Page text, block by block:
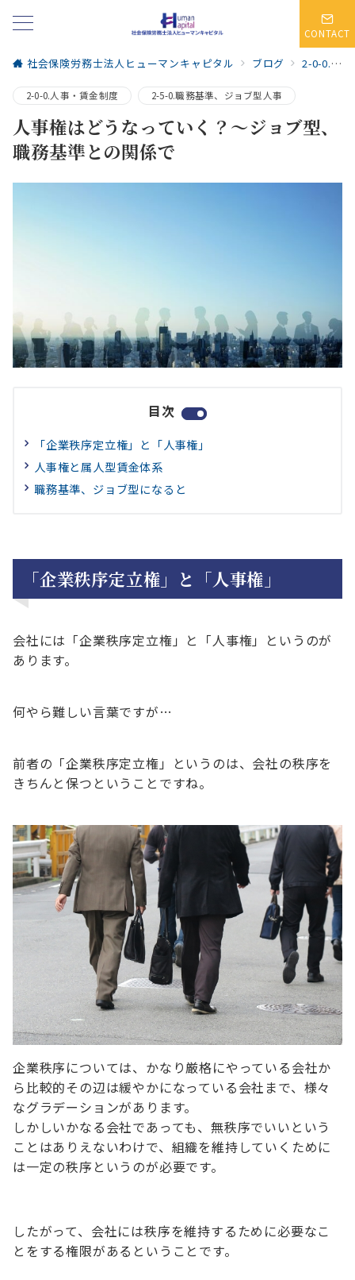
CONTACT
社会保険労務士法人ヒューマンキャピタル ブログ 2-0-0.人事・賃金制度
2-0-0.人事・賃金制度 2-5-0.職務基準、ジョブ型人事
人事権はどうなっていく？～ジョブ型、
職務基準との関係で
目次
「企業秩序定立権」と「人事権」
人事権と属人型賃金体系
職務基準、ジョブ型になると
「企業秩序定立権」と「人事権」
会社には「企業秩序定立権」と「人事権」というのが
あります。
何やら難しい言葉ですが…
前者の「企業秩序定立権」というのは、会社の秩序を
きちんと保つということですね。
企業秩序については、かなり厳格にやっている会社か
ら比較的その辺は緩やかになっている会社まで、様々
なグラデーションがあります。
しかしいかなる会社であっても、無秩序でいいという
ことはありえないわけで、組織を維持していくために
は一定の秩序というのが必要です。
したがって、会社には秩序を維持するために必要なこ
とをする権限があるということです。